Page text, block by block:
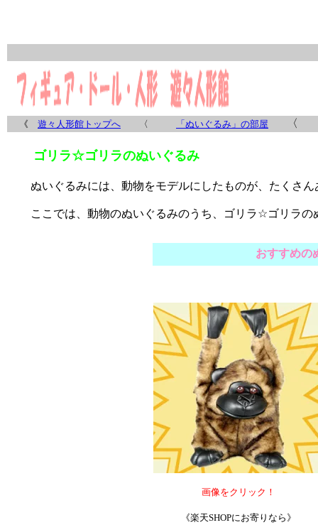
《 遊々人形館トップへ 〈 「ぬいぐるみ」の部屋
ゴリラ☆ゴリラのぬいぐるみ
ぬいぐるみには、動物をモデルにしたものが、たくさん
ここでは、動物のぬいぐるみのうち、 ゴリラ☆ゴリラの
おすすめの
画像をクリック！
《楽天SHOPにお寄りなら》